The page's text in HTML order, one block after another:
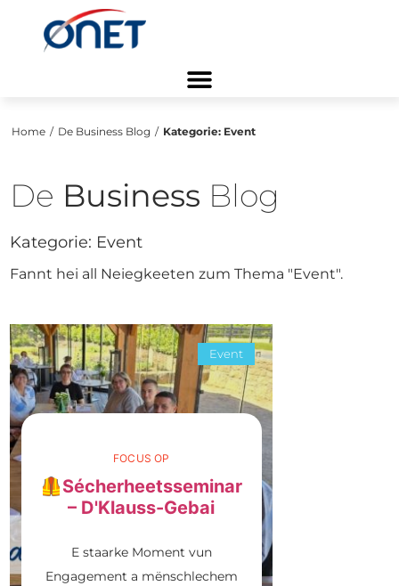
Home / De Business Blog / Kategorie: Event
De Business Blog
Kategorie: Event
Fannt hei all Neiegkeeten zum Thema "Event".
Event
FOCUS OP
🦺Sécherheetsseminar
– D'Klauss-Gebai
E staarke Moment vun
Engagement a mënschlechem